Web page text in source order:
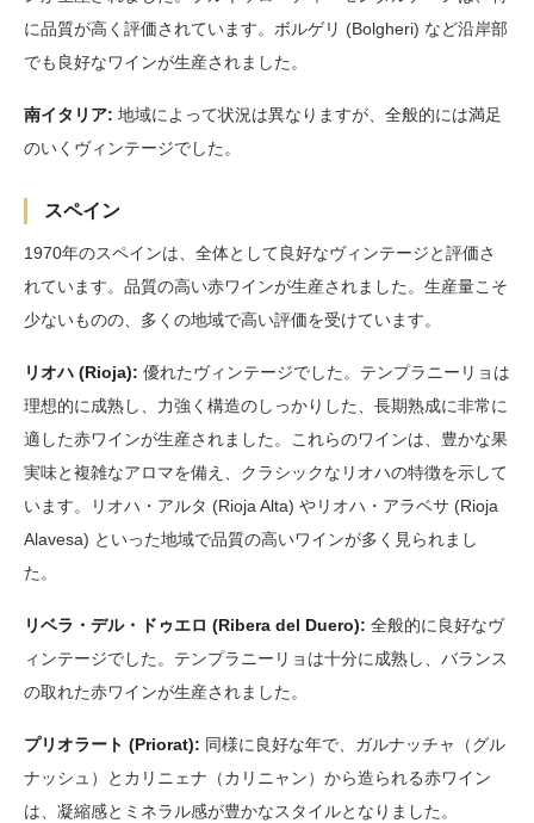
に品質が高く評価されています。ボルゲリ (Bolgheri) など沿岸部
でも良好なワインが生産されました。
南イタリア: 地域によって状況は異なりますが、全般的には満足
のいくヴィンテージでした。
スペイン
1970年のスペインは、全体として良好なヴィンテージと評価さ
れています。品質の高い赤ワインが生産されました。生産量こそ
少ないものの、多くの地域で高い評価を受けています。
リオハ (Rioja): 優れたヴィンテージでした。テンプラニーリョは
理想的に成熟し、力強く構造のしっかりした、長期熟成に非常に
適した赤ワインが生産されました。これらのワインは、豊かな果
実味と複雑なアロマを備え、クラシックなリオハの特徴を示して
います。リオハ・アルタ (Rioja Alta) やリオハ・アラベサ (Rioja
Alavesa) といった地域で品質の高いワインが多く見られまし
た。
リベラ・デル・ドゥエロ (Ribera del Duero): 全般的に良好なヴ
ィンテージでした。テンプラニーリョは十分に成熟し、バランス
の取れた赤ワインが生産されました。
プリオラート (Priorat): 同様に良好な年で、ガルナッチャ（グル
ナッシュ）とカリニェナ（カリニャン）から造られる赤ワイン
は、凝縮感とミネラル感が豊かなスタイルとなりました。